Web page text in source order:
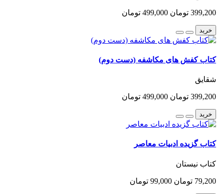
399,200 تومان 499,000 تومان
خرید
کتاب کفش های مکاشفه (دست دوم)
شقایق
399,200 تومان 499,000 تومان
خرید
کتاب گزیده ادبیات معاصر
کتاب نیستان
79,200 تومان 99,000 تومان